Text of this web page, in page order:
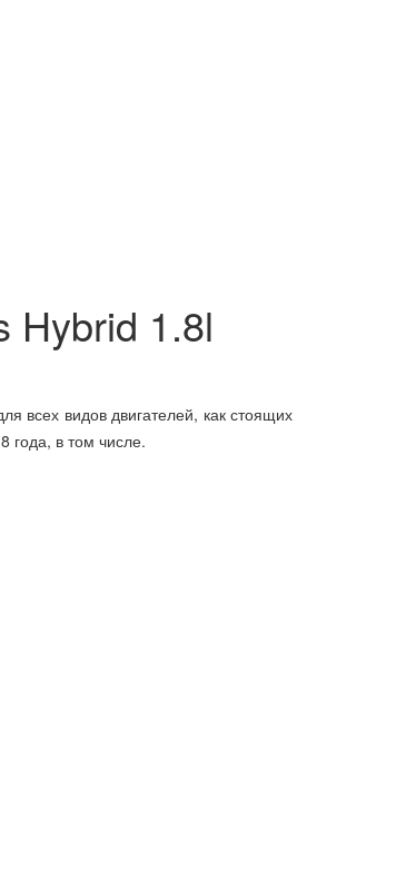
Hybrid 1.8l
всех видов двигателей, как стоящих
года, в том числе.